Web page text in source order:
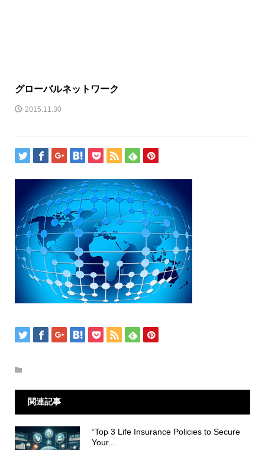
グローバルネットワーク
2015.11.30
関連記事
“Top 3 Life Insurance Policies to Secure
Your...